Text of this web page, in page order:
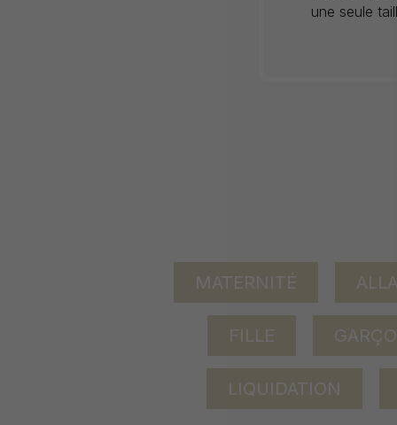
une seule
MATERNITÉ
FILLE
LIQUIDATION